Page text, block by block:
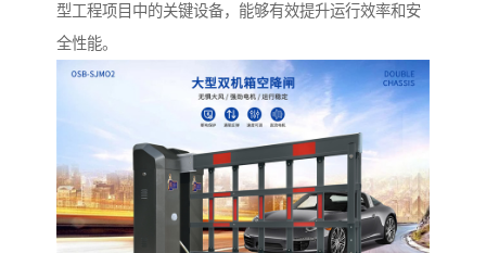
型工程项目中的关键设备，能够有效提升运行效率和安
全性能。